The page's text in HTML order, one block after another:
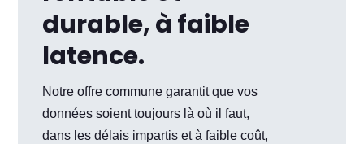
durable, à faible
latence.
Notre offre commune garantit que vos
données soient toujours là où il faut,
dans les délais impartis et à faible coût,